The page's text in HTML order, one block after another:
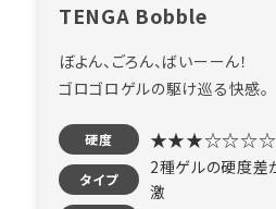
TENGA Bobble
ぼよん、ごろん、ばいーーん！
ゴロゴロゲルの駆け巡る快感。
硬度 ★★★☆☆☆☆
タイプ
2種ゲルの硬度差
激